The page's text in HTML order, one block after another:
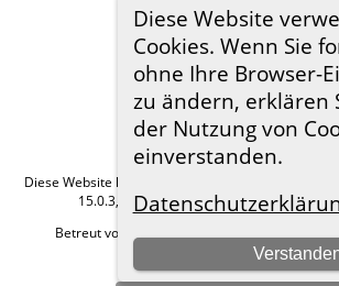
Diese Website
Cookies. Wenn Sie
ohne Ihre Browser-
zu ändern, erklären
der Nutzung von
einverstanden.
Diese Website läuft mit
15.0.3, programmiert von Darrin Lythgoe
Betreut von
Hier geht es zum Impressum